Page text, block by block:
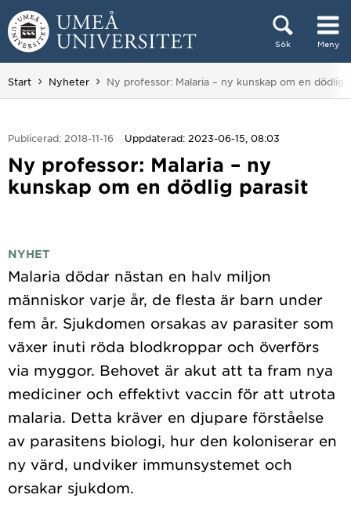
Hoppa direkt till innehållet
Sök Meny
Huvudmenyn dold.
Start Nyheter Du är här:
Ny professor: Malaria – ny kunskap om en dödlig
Publicerad: 2018-11-16 Uppdaterad: 2023-06-15, 08:03
Ny professor: Malaria – ny
kunskap om en dödlig parasit
NYHET
Malaria dödar nästan en halv miljon
människor varje år, de flesta är barn under
fem år. Sjukdomen orsakas av parasiter som
växer inuti röda blodkroppar och överförs
via myggor. Behovet är akut att ta fram nya
mediciner och effektivt vaccin för att utrota
malaria. Detta kräver en djupare förståelse
av parasitens biologi, hur den koloniserar en
ny värd, undviker immunsystemet och